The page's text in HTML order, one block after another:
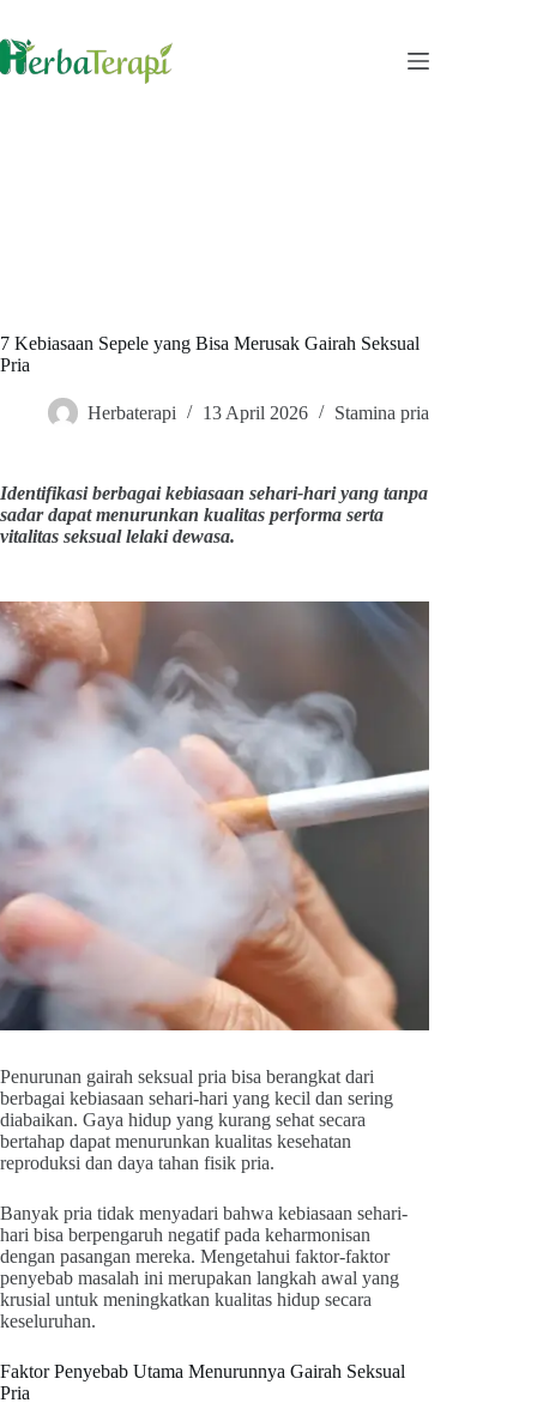
content
7 Kebiasaan Sepele yang Bisa Merusak Gairah Seksual
Pria
Herbaterapi 13 April 2026 Stamina pria
Identifikasi berbagai kebiasaan sehari-hari yang tanpa
sadar dapat menurunkan kualitas performa serta
vitalitas seksual lelaki dewasa.
Penurunan gairah seksual pria bisa berangkat dari
berbagai kebiasaan sehari-hari yang kecil dan sering
diabaikan. Gaya hidup yang kurang sehat secara
bertahap dapat menurunkan kualitas kesehatan
reproduksi dan daya tahan fisik pria.
Banyak pria tidak menyadari bahwa kebiasaan sehari-
hari bisa berpengaruh negatif pada keharmonisan
dengan pasangan mereka. Mengetahui faktor-faktor
penyebab masalah ini merupakan langkah awal yang
krusial untuk meningkatkan kualitas hidup secara
keseluruhan.
Faktor Penyebab Utama Menurunnya Gairah Seksual
Pria